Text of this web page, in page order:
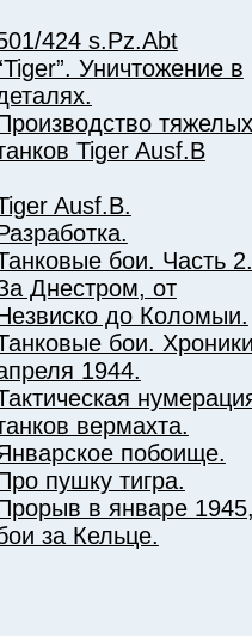
424 s.Pz.Abt
Уничтожение в
тяжелых
Tiger Ausf.B
Ausf.B.
бои. Часть 2.
Днестром, от
до Коломыи.
бои.
1944.
вермахта.
побоище.
пушку тигра.
в январе
за Кельце.